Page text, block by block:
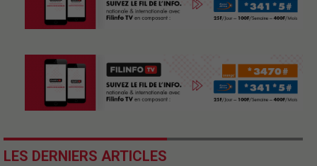
LES DERNIERS ARTICLES